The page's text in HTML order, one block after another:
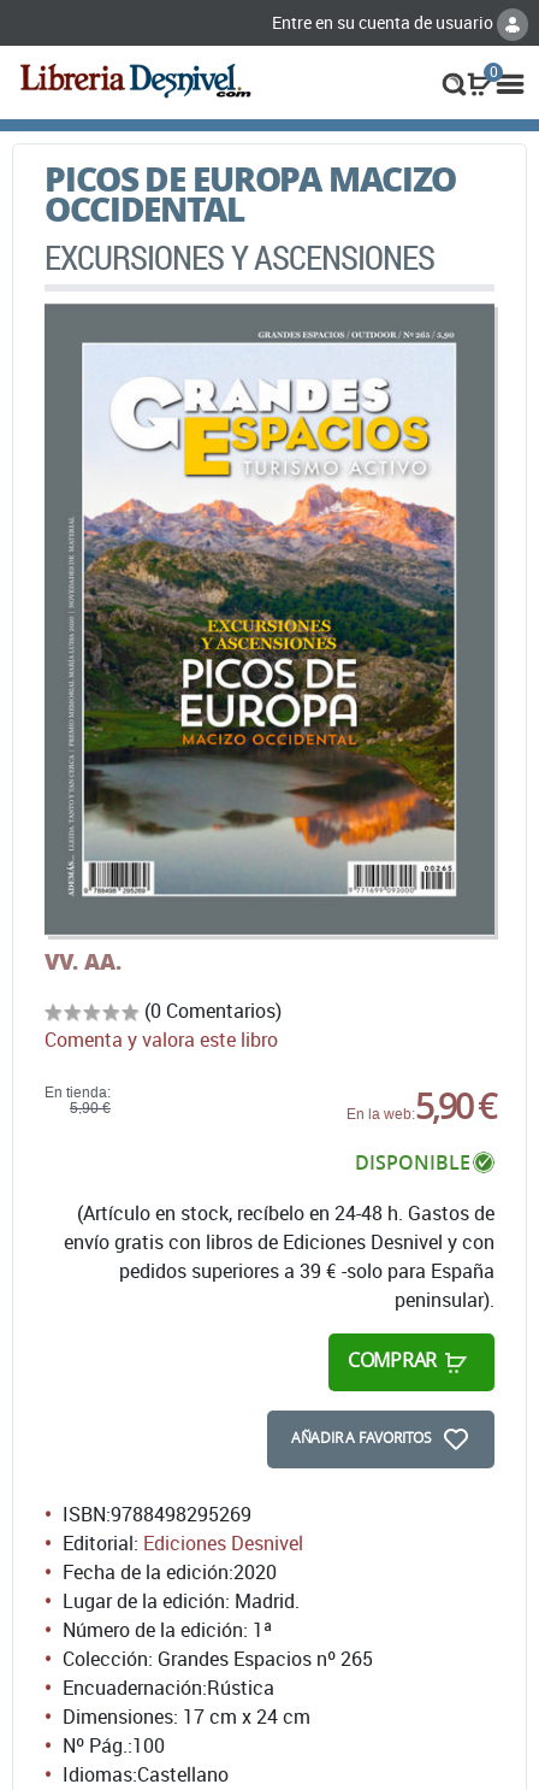
Entre en su cuenta de usuario
0
PICOS DE EUROPA MACIZO
OCCIDENTAL
EXCURSIONES Y ASCENSIONES
VV. AA.
(0 Comentarios)
Comenta y valora este libro
En tienda:
5,90 €
En la web:5,90 €
DISPONIBLE
(Artículo en stock, recíbelo en 24-48 h. Gastos de
envío gratis con libros de Ediciones Desnivel y con
pedidos superiores a 39 € -solo para España
peninsular).
COMPRAR
AÑADIR A FAVORITOS
ISBN:9788498295269
Editorial: Ediciones Desnivel
Fecha de la edición:2020
Lugar de la edición: Madrid.
Número de la edición: 1ª
Colección: Grandes Espacios nº 265
Encuadernación:Rústica
Dimensiones: 17 cm x 24 cm
Nº Pág.:100
Idiomas:Castellano